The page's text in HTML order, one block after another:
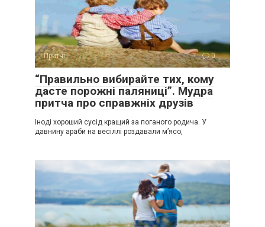
Притчі 0
“Правильно вибирайте тих, кому
дасте порожні паляниці”. Мудра
притча про справжніх друзів
Іноді хороший сусід кращий за поганого родича. У
давнину араби на весіллі роздавали м’ясо,